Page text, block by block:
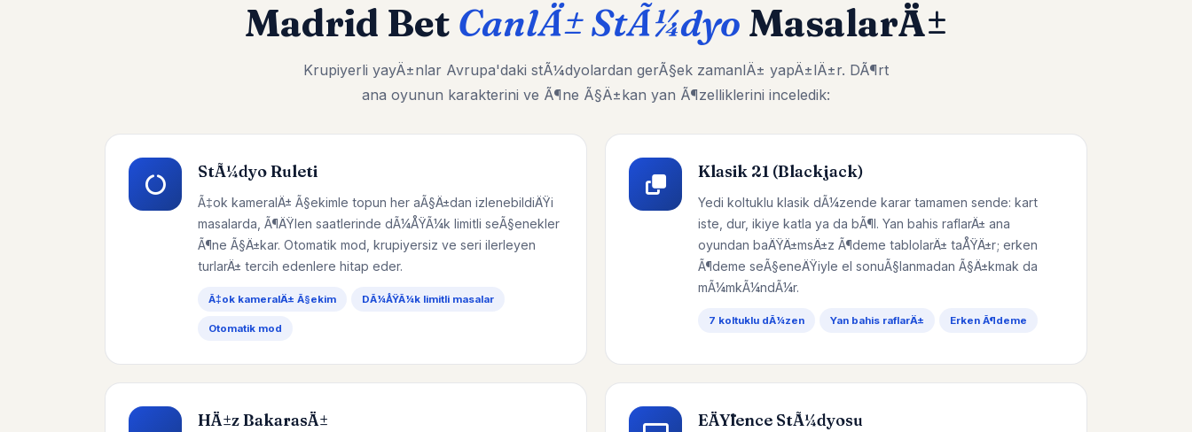
Madrid Bet CanlÄ± StÃ¼dyo MasalarÄ±
Krupiyerli yayÄ±nlar Avrupa'daki stÃ¼dyolardan gerÃ§ek zamanlÄ± yapÄ±lÄ±r. DÃ¶rt
ana oyunun karakterini ve Ã¶ne Ã§Ä±kan yan Ã¶zelliklerini inceledik:
StÃ¼dyo Ruleti
Ã‡ok kameralÄ± Ã§ekimle topun her aÃ§Ä±dan izlenebildiÄŸi
masalarda, Ã¶ÄŸlen saatlerinde dÃ¼ÅŸÃ¼k limitli seÃ§enekler
Ã¶ne Ã§Ä±kar. Otomatik mod, krupiyersiz ve seri ilerleyen
turlarÄ± tercih edenlere hitap eder.
Ã‡ok kameralÄ± Ã§ekim DÃ¼ÅŸÃ¼k limitli masalar
Otomatik mod
Klasik 21 (Blackjack)
Yedi koltuklu klasik dÃ¼zende karar tamamen sende: kart
iste, dur, ikiye katla ya da bÃ¶l. Yan bahis raflarÄ± ana
oyundan baÄŸÄ±msÄ±z Ã¶deme tablolarÄ± taÅŸÄ±r; erken
Ã¶deme seÃ§eneÄŸiyle el sonuÃ§lanmadan Ã§Ä±kmak da
mÃ¼mkÃ¼ndÃ¼r.
7 koltuklu dÃ¼zen Yan bahis raflarÄ± Erken Ã¶deme
HÄ±z BakarasÄ± EÄŸlence StÃ¼dyosu